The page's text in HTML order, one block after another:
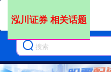
泓川证券 相关话题